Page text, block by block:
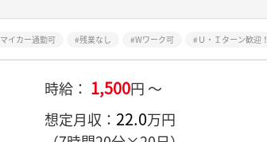
マイカー通勤可 残業なし Wワーク可 Ｕ・Ｉターン歓迎！
時給： 1,500円 ～
想定月収： 22.0万円